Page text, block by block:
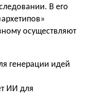
В его
осуществляют
генерации идей
ИИ для